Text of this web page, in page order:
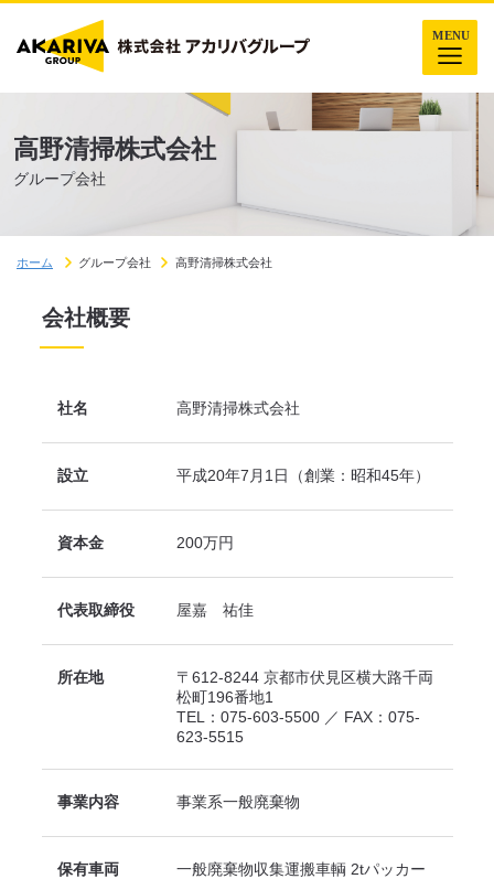
高野清掃株式会社
グループ会社
ホーム グループ会社 高野清掃株式会社
会社概要
社名 高野清掃株式会社
設立 平成20年7月1日（創業：昭和45年）
資本金 200万円
代表取締役 屋嘉 祐佳
所在地
〒612-8244 京都市伏見区横大路千両
松町196番地1
TEL：075-603-5500 ／ FAX：075-
623-5515
事業内容 事業系一般廃棄物
保有車両
一般廃棄物収集運搬車輌 2tパッカー